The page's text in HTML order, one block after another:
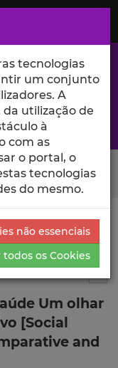
no Iscte
Detalhada da
Um olhar
[Social
and
tecnologias
um conjunto
A
utilização de
à
com as
o portal, o
tecnologias
do mesmo.
não essenciais
todos os Cookies